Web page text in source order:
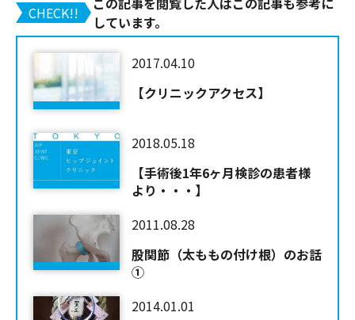
CHECK!!
しています。
2017.04.10
【クリニックアクセス】
2018.05.18
【手術後1年6ヶ月検診の患者様
より・・・】
2011.08.28
股関節（太ももの付け根）のお話
①
2014.01.01